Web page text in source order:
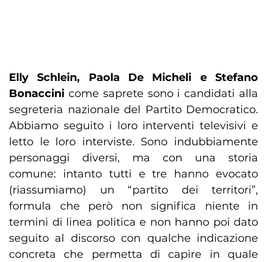
Elly Schlein, Paola De Micheli e Stefano
Bonaccini come saprete sono i candidati alla
segreteria nazionale del Partito Democratico.
Abbiamo seguito i loro interventi televisivi e
letto le loro interviste. Sono indubbiamente
personaggi diversi, ma con una storia
comune: intanto tutti e tre hanno evocato
(riassumiamo) un “partito dei territori”,
formula che però non significa niente in
termini di linea politica e non hanno poi dato
seguito al discorso con qualche indicazione
concreta che permetta di capire in quale